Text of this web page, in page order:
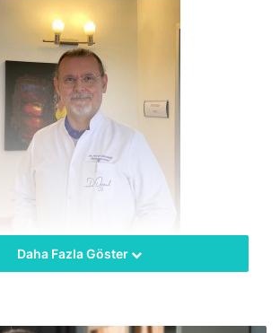
Daha Fazla Göster